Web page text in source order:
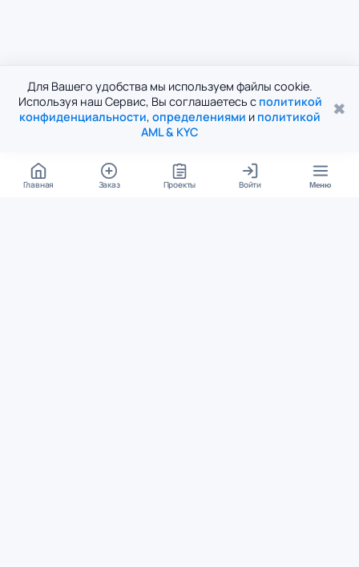
Для Вашего удобства мы используем файлы cookie.
Используя наш Сервис, Вы соглашаетесь с политикой
конфиденциальности, определениями и политикой
AML & KYC
✖
Главная Заказ Проекты Войти Меню